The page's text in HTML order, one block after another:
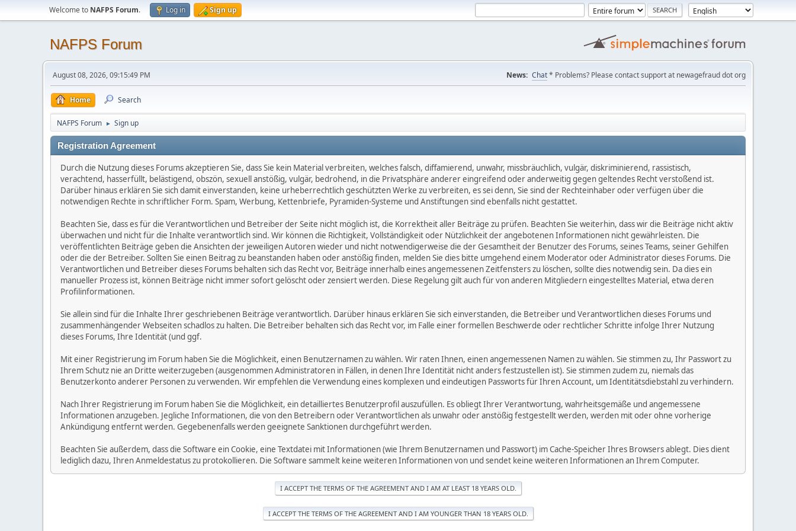
Welcome to NAFPS Forum. Log in Sign up
NAFPS Forum
August 08, 2026, 09:15:49 PM News: Chat* Problems? Please contact support at newagefraud dot org
Home Search
NAFPS Forum ► Sign up
Registration Agreement
Durch die Nutzung dieses Forums akzeptieren Sie, dass Sie kein Material verbreiten, welches falsch, diffamierend, unwahr, missbräuchlich, vulgär, diskriminierend, rassistisch,
verachtend, hasserfüllt, belästigend, obszön, sexuell anstößig, vulgär, bedrohend, in die Privatsphäre anderer eingreifend oder anderweitig gegen geltendes Recht verstoßend ist.
Darüber hinaus erklären Sie sich damit einverstanden, keine urheberrechtlich geschützten Werke zu verbreiten, es sei denn, Sie sind der Rechteinhaber oder verfügen über die
notwendigen Rechte in schriftlicher Form. Spam, Werbung, Kettenbriefe, Pyramiden-Systeme und Anstiftungen sind ebenfalls nicht gestattet.
Beachten Sie, dass es für die Verantwortlichen und Betreiber der Seite nicht möglich ist, die Korrektheit aller Beiträge zu prüfen. Beachten Sie weiterhin, dass wir die Beiträge nicht aktiv
überwachen und nicht für die Inhalte verantwortlich sind. Wir können die Richtigkeit, Vollständigkeit oder Nützlichkeit der angebotenen Informationen nicht gewährleisten. Die
veröffentlichten Beiträge geben die Ansichten der jeweiligen Autoren wieder und nicht notwendigerweise die der Gesamtheit der Benutzer des Forums, seines Teams, seiner Gehilfen
oder die der Betreiber. Sollten Sie einen Beitrag zu beanstanden haben oder anstößig finden, melden Sie dies bitte umgehend einem Moderator oder Administrator dieses Forums. Die
Verantwortlichen und Betreiber dieses Forums behalten sich das Recht vor, Beiträge innerhalb eines angemessenen Zeitfensters zu löschen, sollte dies notwendig sein. Da dies ein
manueller Prozess ist, können Beiträge nicht immer sofort gelöscht oder zensiert werden. Diese Regelung gilt auch für von anderen Mitgliedern eingestelltes Material, etwa deren
Profilinformationen.
Sie allein sind für die Inhalte Ihrer geschriebenen Beiträge verantwortlich. Darüber hinaus erklären Sie sich einverstanden, die Betreiber und Verantwortlichen dieses Forums und
zusammenhängender Webseiten schadlos zu halten. Die Betreiber behalten sich das Recht vor, im Falle einer formellen Beschwerde oder rechtlicher Schritte infolge Ihrer Nutzung
dieses Forums, Ihre Identität (und ggf.
Mit einer Registrierung im Forum haben Sie die Möglichkeit, einen Benutzernamen zu wählen. Wir raten Ihnen, einen angemessenen Namen zu wählen. Sie stimmen zu, Ihr Passwort zu
Ihrem Schutz nie an Dritte weiterzugeben (ausgenommen Administratoren in Fällen, in denen Ihre Identität nicht anders festzustellen ist). Sie stimmen zudem zu, niemals das
Benutzerkonto anderer Personen zu verwenden. Wir empfehlen die Verwendung eines komplexen und eindeutigen Passworts für Ihren Account, um Identitätsdiebstahl zu verhindern.
Nach Ihrer Registrierung im Forum haben Sie die Möglichkeit, ein detailliertes Benutzerprofil auszufüllen. Es obliegt Ihrer Verantwortung, wahrheitsgemäße und angemessene
Informationen anzugeben. Jegliche Informationen, die von den Betreibern oder Verantwortlichen als unwahr oder anstößig festgestellt werden, werden mit oder ohne vorherige
Ankündigung entfernt werden. Gegebenenfalls werden geeignete Sanktionen durchgeführt werden.
Beachten Sie außerdem, dass die Software ein Cookie, eine Textdatei mit Informationen (wie Ihrem Benutzernamen und Passwort) im Cache-Speicher Ihres Browsers ablegt. Dies dient
lediglich dazu, Ihren Anmeldestatus zu protokollieren. Die Software sammelt keine weiteren Informationen von und sendet keine weiteren Informationen an Ihrem Computer.